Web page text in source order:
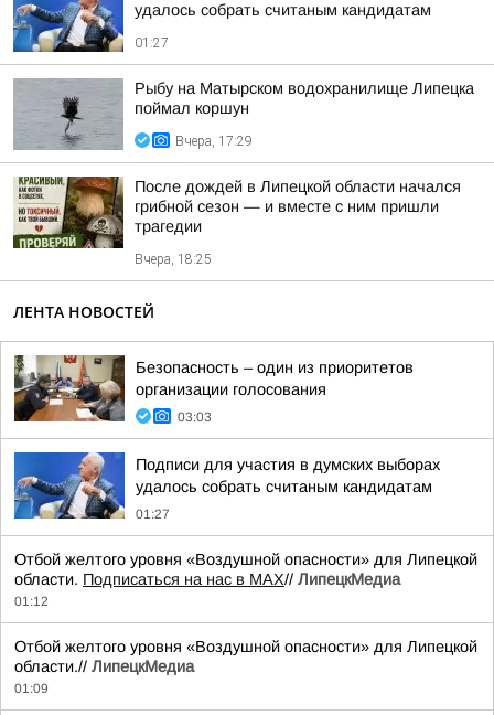
удалось собрать считаным кандидатам
01:27
Рыбу на Матырском водохранилище Липецка
поймал коршун
Вчера, 17:29
После дождей в Липецкой области начался
грибной сезон — и вместе с ним пришли
трагедии
Вчера, 18:25
ЛЕНТА НОВОСТЕЙ
Безопасность – один из приоритетов
организации голосования
03:03
Подписи для участия в думских выборах
удалось собрать считаным кандидатам
01:27
Отбой желтого уровня «Воздушной опасности» для Липецкой
области. Подписаться на нас в МАХ// ЛипецкМедиа
01:12
Отбой желтого уровня «Воздушной опасности» для Липецкой
области.// ЛипецкМедиа
01:09